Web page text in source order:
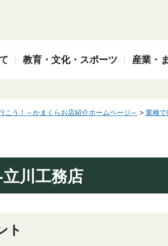
教育・文化・スポーツ 産業・
こう！～かまくらお店紹介ホームページ～ > 業種
川工務店
ト